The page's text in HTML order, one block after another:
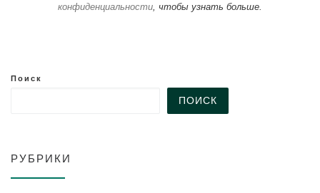
конфиденциальности , чтобы узнать больше.
Поиск
ПОИСК
РУБРИКИ